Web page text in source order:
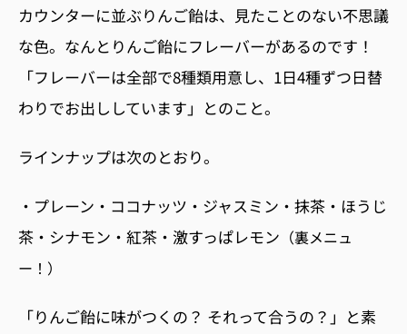
カウンターに並ぶりんご飴は、見たことのない不思議
な色。なんとりんご飴にフレーバーがあるのです！
「フレーバーは全部で8種類用意し、 1日4種ずつ日替
わりでお出ししています」とのこと。
ラインナップは次のとおり。
・プレーン・ココナッツ・ジャスミン・抹茶・ほうじ
茶・シナモン・紅茶・激すっぱレモン （裏メニュ
ー！）
「りんご飴に味がつくの？ それって合うの？」と素